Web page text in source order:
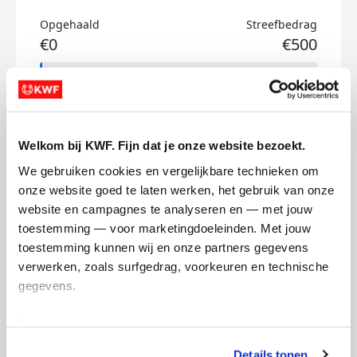
Welkom bij KWF. Fijn dat je onze website bezoekt.
We gebruiken cookies en vergelijkbare technieken om
onze website goed te laten werken, het gebruik van onze
website en campagnes te analyseren en — met jouw
toestemming — voor marketingdoeleinden. Met jouw
toestemming kunnen wij en onze partners gegevens
verwerken, zoals surfgedrag, voorkeuren en technische
gegevens.
Opgehaald
€0
Streefbedrag
€500
Doneer
Femke's badges